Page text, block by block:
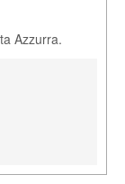
Azzurra.